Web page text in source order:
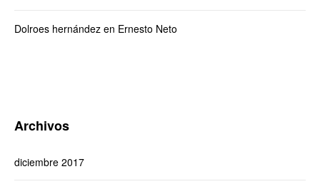
Dolroes hernández en Ernesto Neto
Archivos
diciembre 2017